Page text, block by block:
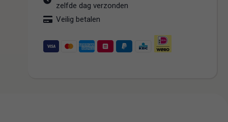
zelfde dag verzonden
Veilig betalen